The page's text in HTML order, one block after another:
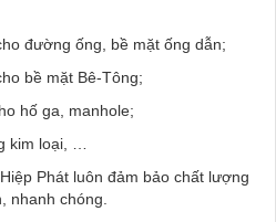
đường ống, bề mặt ống dẫn;
bề mặt Bê-Tông;
hố ga, manhole;
kim loại, …
Phát luôn đảm bảo chất lượng
nhanh chóng.